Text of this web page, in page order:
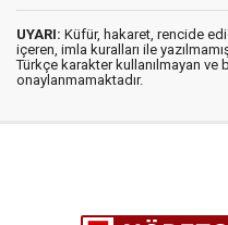
UYARI: Küfür, hakaret, rencide
içeren, imla kuralları ile
Türkçe karakter kullanılmayan ve
onaylanmamaktadır.